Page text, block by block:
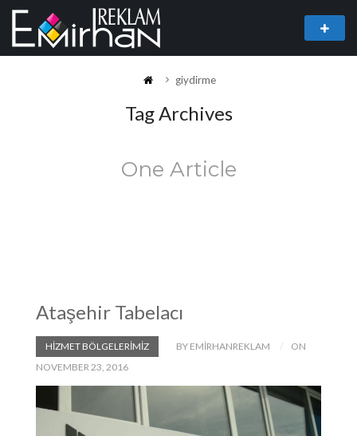
giydirme
Tag Archives
One Article
Ataşehir Tabelacı
HIZMET BÖLGELERIMIZ BY EMIRHANREKLAM
ON
NOVEMBER 23, 2016